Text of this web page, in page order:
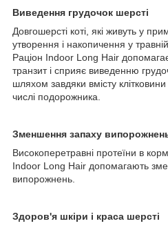
Виведення грудочок шерсті
Довгошерсті коті, які живуть у
утворення і накопичення у
Раціон Indoor Long Hair
транзит і сприяє виведенню
шляхом завдяки вмісту
числі подорожника.
Зменшення запаху
Високоперетравні протеїни в
Indoor Long Hair допомагають
випорожнень.
Здоров'я шкіри і краса шерсті